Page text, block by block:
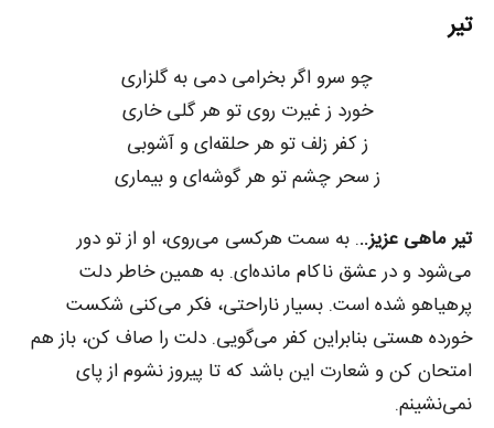
تیر
چو سرو اگر بخرامی دمی به گلزاری
خورد ز غیرت روی تو هر گلی خاری
ز کفر زلف تو هر حلقه‌ای و آشوبی
ز سحر چشم تو هر گوشه‌ای و بیماری
تیر ماهی عزیز... به سمت هرکسی می‌روی، او از تو دور
می‌شود و در عشق ناکام مانده‌ای. به همین خاطر دلت
پرهیاهو شده است. بسیار ناراحتی، فکر می‌کنی شکست
خورده هستی بنابراین کفر می‌گویی. دلت را صاف کن، باز هم
امتحان کن و شعارت این باشد که تا پیروز نشوم از پای
نمی‌نشینم.